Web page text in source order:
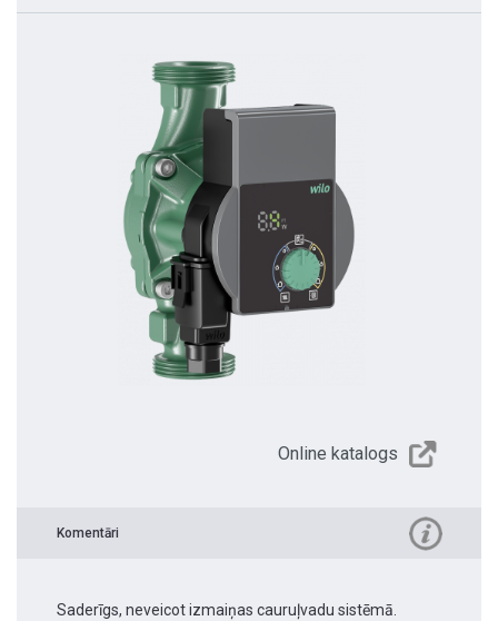
Online katalogs
Komentāri
Saderīgs, neveicot izmaiņas cauruļvadu sistēmā.